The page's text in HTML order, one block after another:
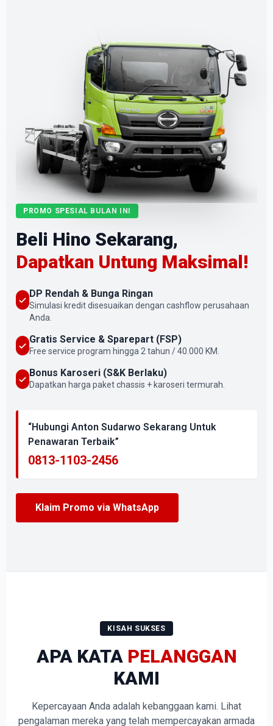
PROMO SPESIAL BULAN INI
Beli Hino Sekarang,
Dapatkan Untung Maksimal!
DP Rendah & Bunga Ringan
Simulasi kredit disesuaikan dengan cashflow perusahaan
Anda.
Gratis Service & Sparepart (FSP)
Free service program hingga 2 tahun / 40.000 KM.
Bonus Karoseri (S&K Berlaku)
Dapatkan harga paket chassis + karoseri termurah.
“Hubungi Anton Sudarwo Sekarang Untuk
Penawaran Terbaik”
0813-1103-2456
Klaim Promo via WhatsApp
KISAH SUKSES
APA KATA PELANGGAN
KAMI
Kepercayaan Anda adalah kebanggaan kami. Lihat
pengalaman mereka yang telah mempercayakan armada